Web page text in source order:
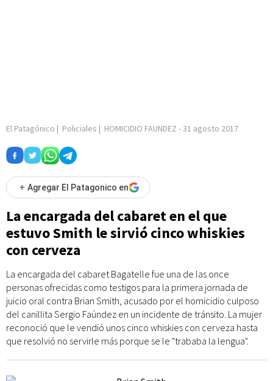
El Patagónico | Policiales | HOMICIDIO FAUNDEZ -31 agosto 2017
+ Agregar El Patagonico en
La encargada del cabaret en el que
estuvo Smith le sirvió cinco whiskies
con cerveza
La encargada del cabaret Bagatelle fue una de las once
personas ofrecidas como testigos para la primera jornada de
juicio oral contra Brian Smith, acusado por el homicidio culposo
del canillita Sergio Faúndez en un incidente de tránsito. La mujer
reconoció que le vendió unos cinco whiskies con cerveza hasta
que resolvió no servirle más porque se le "trababa la lengua".